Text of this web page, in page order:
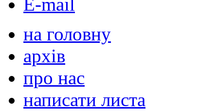
E-mail
на головну
архів
про нас
написати листа